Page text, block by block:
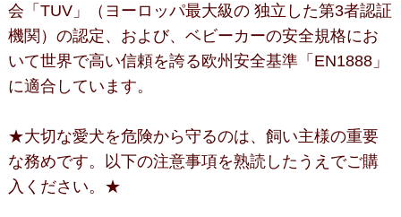
会「TUV」（ヨーロッパ最大級の 独立した第3者認証
機関）の認定、および、ベビーカーの安全規格にお
いて世界で高い信頼を誇る欧州安全基準「EN1888」
に適合しています。
★大切な愛犬を危険から守るのは、飼い主様の重要
な務めです。以下の注意事項を熟読したうえでご購
入ください。★